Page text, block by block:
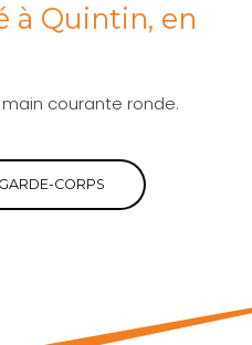
à Quintin, en
courante ronde.
CORPS